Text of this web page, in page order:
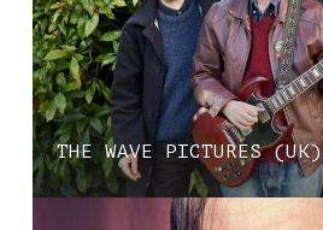
THE WAVE PICTURES (UK)